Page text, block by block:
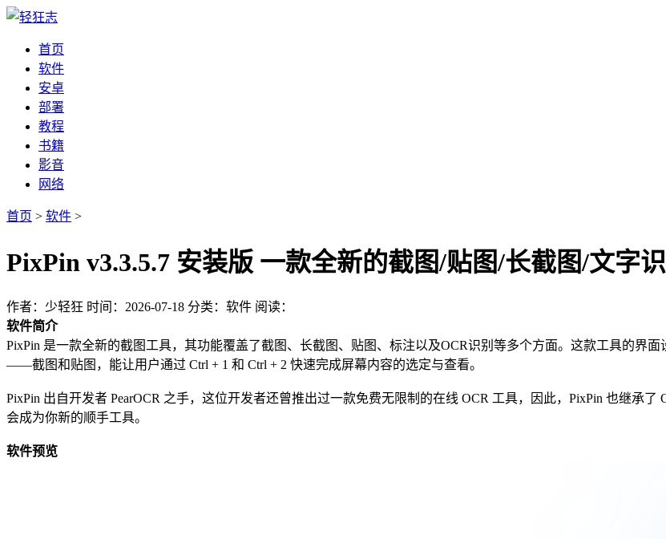
首页
软件
安卓
部署
教程
书籍
影音
网络
首页 > 软件 >
PixPin v3.3.5.7 安装版 一款全新的截图/贴图/长截图/文字
作者：少轻狂 时间：2026-07-18 分类：软件 阅读：
软件简介
PixPin 是一款全新的截图工具，其功能覆盖了截图、长截图、贴图、标注以及OCR识别等多个方面。这款工具的界
——截图和贴图，能让用户通过 Ctrl + 1 和 Ctrl + 2 快速完成屏幕内容的选定与查看。
PixPin 出自开发者 PearOCR 之手，这位开发者还曾推出过一款免费无限制的在线 OCR 工具，因此，PixPin 也继承
会成为你新的顺手工具。
软件预览